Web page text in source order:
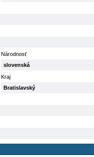
Národnosť
slovenská
Kraj
Bratislavský